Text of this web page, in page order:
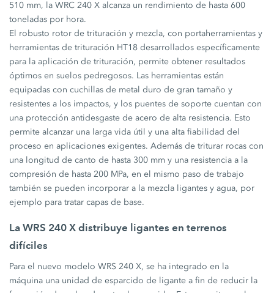
510 mm, la WRC 240 X alcanza un rendimiento de hasta 600
toneladas por hora.
El robusto rotor de trituración y mezcla, con portaherramientas y
herramientas de trituración HT18 desarrollados específicamente
para la aplicación de trituración, permite obtener resultados
óptimos en suelos pedregosos. Las herramientas están
equipadas con cuchillas de metal duro de gran tamaño y
resistentes a los impactos, y los puentes de soporte cuentan con
una protección antidesgaste de acero de alta resistencia. Esto
permite alcanzar una larga vida útil y una alta fiabilidad del
proceso en aplicaciones exigentes. Además de triturar rocas con
una longitud de canto de hasta 300 mm y una resistencia a la
compresión de hasta 200 MPa, en el mismo paso de trabajo
también se pueden incorporar a la mezcla ligantes y agua, por
ejemplo para tratar capas de base.
La WRS 240 X distribuye ligantes en terrenos
difíciles
Para el nuevo modelo WRS 240 X, se ha integrado en la
máquina una unidad de esparcido de ligante a fin de reducir la